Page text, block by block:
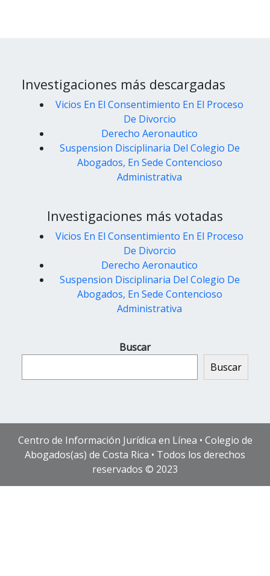
Investigaciones más descargadas
Vicios En El Consentimiento En El Proceso
De Divorcio
Derecho Aeronautico
Suspension Disciplinaria Del Colegio De
Abogados, En Sede Contencioso
Administrativa
Investigaciones más votadas
Vicios En El Consentimiento En El Proceso
De Divorcio
Derecho Aeronautico
Suspension Disciplinaria Del Colegio De
Abogados, En Sede Contencioso
Administrativa
Buscar
Buscar
Centro de Información Jurídica en Línea • Colegio de
Abogados(as) de Costa Rica • Todos los derechos
reservados © 2023